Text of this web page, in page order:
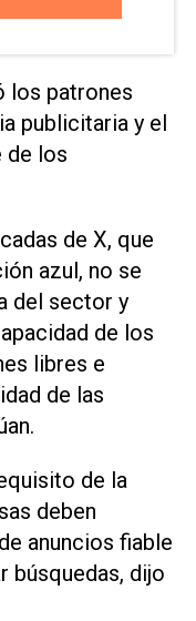
los patrones
publicitaria y el
de los
de X, que
azul, no se
del sector y
de los
libres e
de las
de la
deben
anuncios fiable
búsquedas, dijo